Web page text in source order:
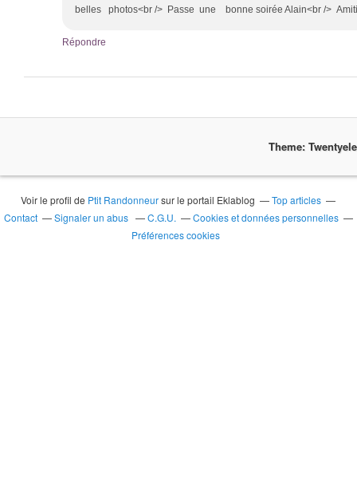
belles photos<br /> Passe une bonne soirée Alain<br />
Répondre
Theme:
Voir le profil de Ptit Randonneursur le portail Eklablog
Top articles
Contact
Signaler un abus C.G.U.
Cookies et données personnelles
Préférences cookies